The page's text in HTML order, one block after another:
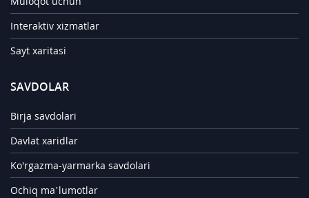
Interaktiv xizmatlar
Sayt xaritasi
SAVDOLAR
Birja savdolari
Davlat xaridlar
Ko'rgazma-yarmarka savdolari
Ochiq ma’lumotlar